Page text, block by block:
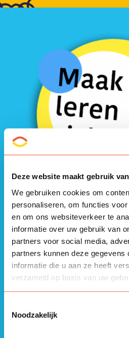
Deze website maakt gebruik
We gebruiken cookies om
personaliseren, om functies
en om ons websiteverkeer te
informatie over uw gebruik van
partners voor social media,
partners kunnen deze gegevens
informatie die u aan ze heeft
verzameld op basis van uw
Noodzakelijk
Leerlingen leren niet meer in
maatschappelijk betrokken aan
benutten elkaars talenten en
het filmpje over de 12
Jeelo.